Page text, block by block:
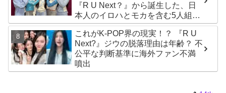
『R U Next？』から誕生した、日
本人のイロハとモカを含む5人組ガ
ールズグループ！ デビュー曲
「Magnetic」がいきなりの大ヒッ
ト
これがK-POP界の現実！？ 『R U
Next?』ジウの脱落理由は年齢？ 不
公平な判断基準に海外ファン不満
噴出